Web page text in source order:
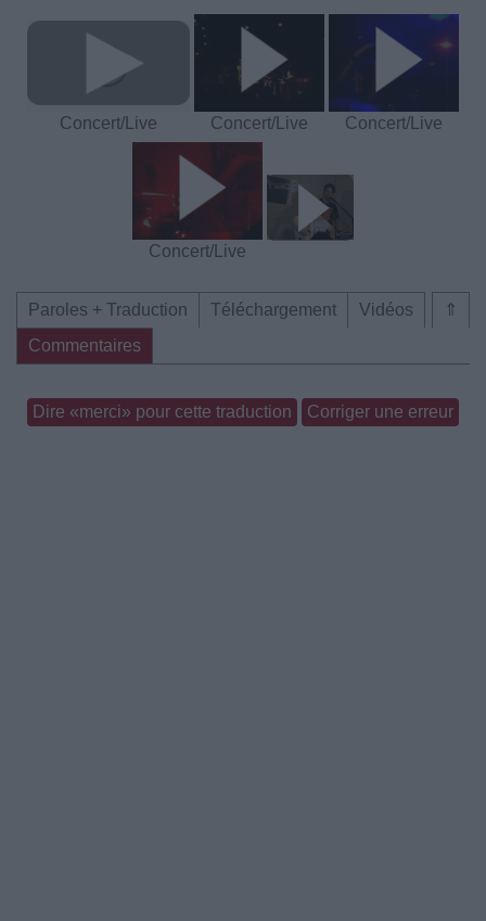
Concert/Live Concert/Live Concert/Live
Concert/Live
⇑
Paroles + Traduction Téléchargement
Vidéos
Commentaires
Dire «merci» pour cette traduction Corriger une erreur